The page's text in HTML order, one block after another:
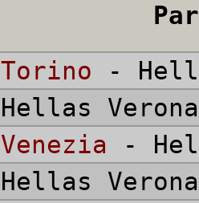
Torino -
Hellas
Venezia -
Hellas